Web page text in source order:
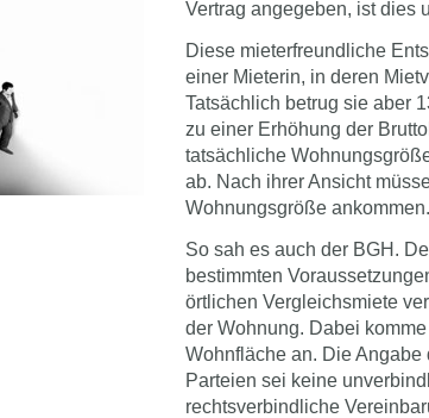
Vertrag angegeben, ist dies
Diese mieterfreundliche
einer Mieterin, in deren
Tatsächlich betrug sie aber
zu einer Erhöhung der
tatsächliche
ab. Nach ihrer Ansicht
Wohnungsgröße ankommen.
So sah es auch der BGH.
bestimmten
örtlichen Vergleichsmiete
der Wohnung. Dabei
Wohnfläche an. Die Angabe
Parteien sei keine
rechtsverbindliche